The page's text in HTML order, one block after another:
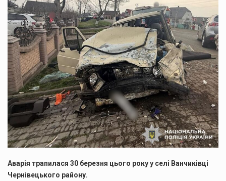
Аварія трапилася 30 березня цього року у селі Ванчиківці
Чернівецького району.